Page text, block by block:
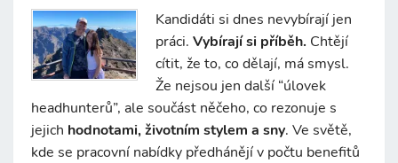
Kandidáti si dnes nevybírají jen
práci. Vybírají si příběh. Chtějí
cítit, že to, co dělají, má smysl.
Že nejsou jen další “úlovek
headhunterů”, ale součást něčeho, co rezonuje s
jejich hodnotami, životním stylem a sny. Ve světě,
kde se pracovní nabídky předhánějí v počtu benefitů